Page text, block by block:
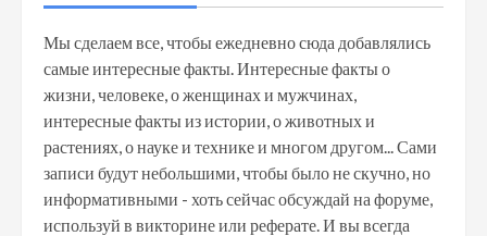
Мы сделаем все, чтобы ежедневно сюда добавлялись
самые интересные факты. Интересные факты о
жизни, человеке, о женщинах и мужчинах,
интересные факты из истории, о животных и
растениях, о науке и технике и многом другом... Сами
записи будут небольшими, чтобы было не скучно, но
информативными - хоть сейчас обсуждай на форуме,
используй в викторине или реферате. И вы всегда